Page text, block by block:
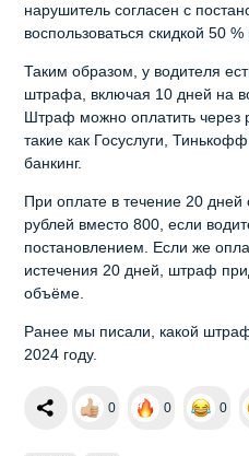
нарушитель согласен с
воспользоваться скидкой 50
Таким образом, у водителя
штрафа, включая 10 дней на
Штраф можно оплатить через
такие как Госуслуги,
банкинг.
При оплате в течение 20
рублей вместо 800, если
постановлением. Если же
истечения 20 дней, штраф
объёме.
Ранее мы писали, какой
2024 году.
0 0 0